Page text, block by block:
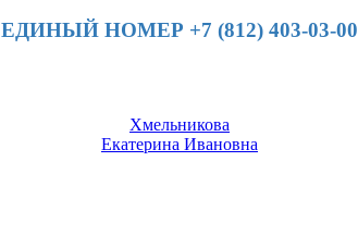
ЕДИНЫЙ НОМЕР +7 (812) 403-03-00
Хмельникова
Екатерина Ивановна